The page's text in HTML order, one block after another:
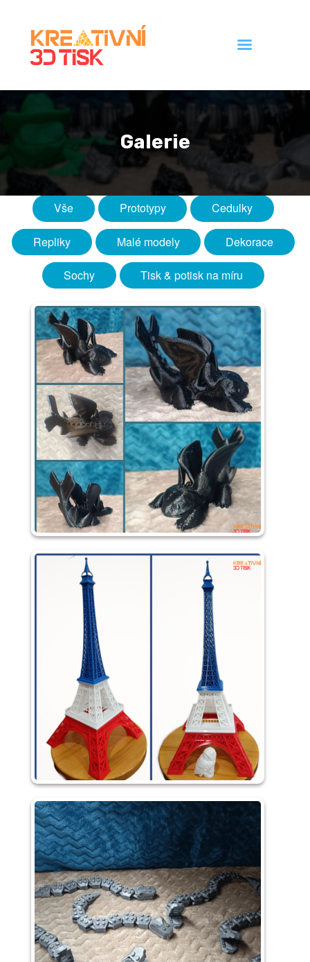
Galerie
Galerie
Ceník
Vše Prototypy Cedulky
Repliky Malé modely Dekorace
Sochy Tisk & potisk na míru